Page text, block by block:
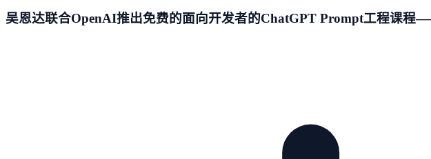
吴恩达联合OpenAI推出免费的面向开发者的ChatGPT Prompt工程课程